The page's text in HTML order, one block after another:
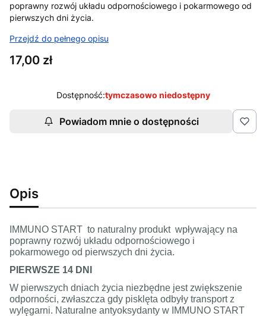
poprawny rozwój układu odpornościowego i pokarmowego od
pierwszych dni życia.
Przejdź do pełnego opisu
Cena
17,00 zł
Dostępność:tymczasowo niedostępny
Powiadom mnie o dostępności
Opis
IMMUNO START to naturalny produkt wpływający na
poprawny rozwój układu odpornościowego i
pokarmowego od pierwszych dni życia.
PIERWSZE 14 DNI
W pierwszych dniach życia niezbędne jest zwiększenie
odporności, zwłaszcza gdy pisklęta odbyły transport z
wylęgarni. Naturalne antyoksydanty w IMMUNO START